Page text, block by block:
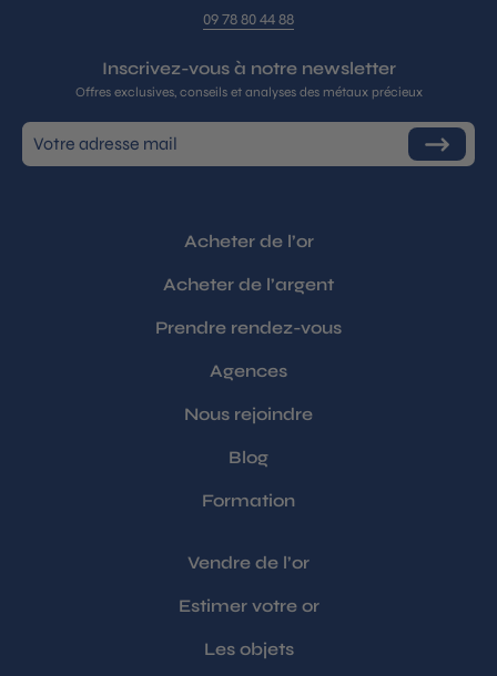
09 78 80 44 88
Inscrivez-vous à notre newsletter
Offres exclusives, conseils et analyses des métaux précieux
Inscrivez-
vous
S'inscrire
Acheter de l’or
Acheter de l’argent
Prendre rendez-vous
Agences
Nous rejoindre
Blog
Formation
Vendre de l’or
Estimer votre or
Les objets